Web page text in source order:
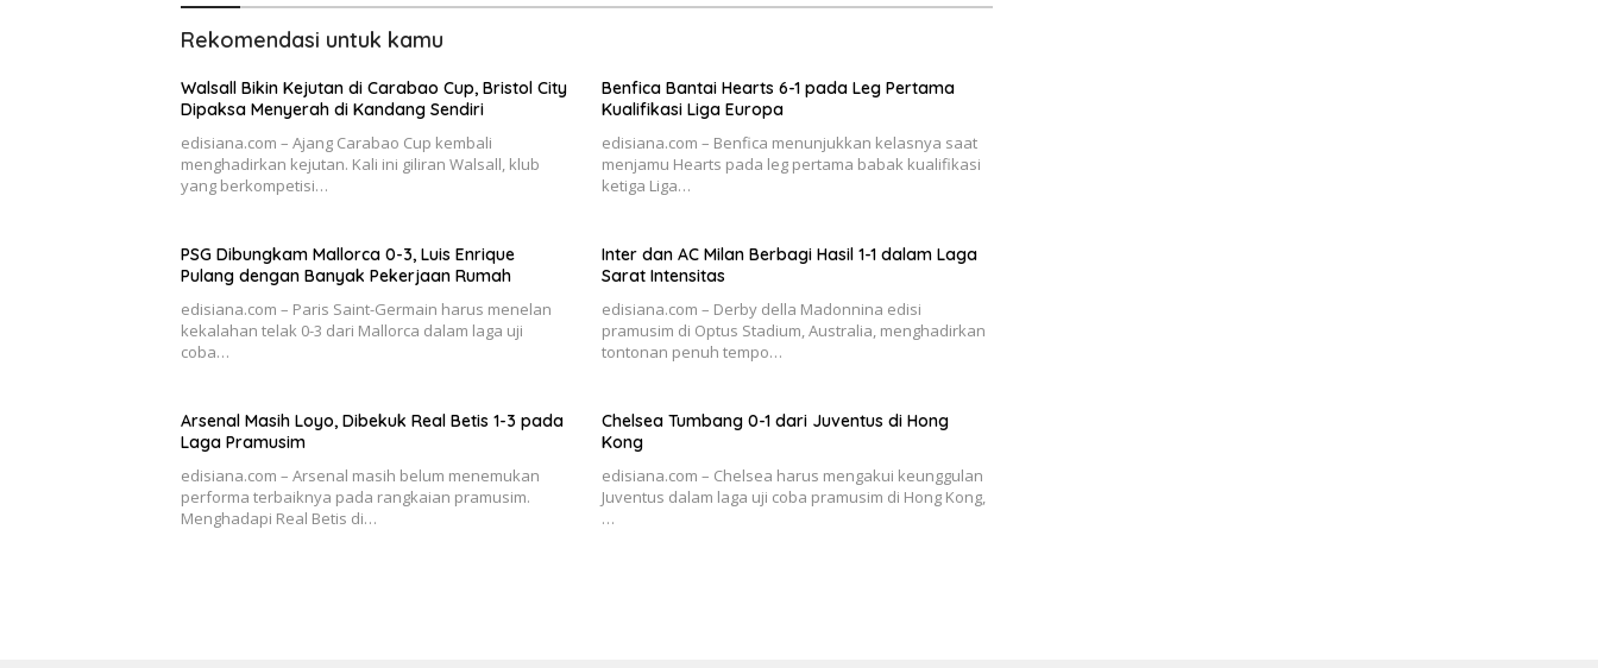
Rekomendasi untuk kamu
Walsall Bikin Kejutan di Carabao Cup, Bristol City
Dipaksa Menyerah di Kandang Sendiri
edisiana.com – Ajang Carabao Cup kembali
menghadirkan kejutan. Kali ini giliran Walsall, klub
yang berkompetisi…
Benfica Bantai Hearts 6-1 pada Leg Pertama
Kualifikasi Liga Europa
edisiana.com – Benfica menunjukkan kelasnya saat
menjamu Hearts pada leg pertama babak kualifikasi
ketiga Liga…
PSG Dibungkam Mallorca 0-3, Luis Enrique
Pulang dengan Banyak Pekerjaan Rumah
edisiana.com – Paris Saint-Germain harus menelan
kekalahan telak 0-3 dari Mallorca dalam laga uji
coba…
Inter dan AC Milan Berbagi Hasil 1-1 dalam Laga
Sarat Intensitas
edisiana.com – Derby della Madonnina edisi
pramusim di Optus Stadium, Australia, menghadirkan
tontonan penuh tempo…
Arsenal Masih Loyo, Dibekuk Real Betis 1-3 pada
Laga Pramusim
edisiana.com – Arsenal masih belum menemukan
performa terbaiknya pada rangkaian pramusim.
Menghadapi Real Betis di…
Chelsea Tumbang 0-1 dari Juventus di Hong
Kong
edisiana.com – Chelsea harus mengakui keunggulan
Juventus dalam laga uji coba pramusim di Hong Kong,
…